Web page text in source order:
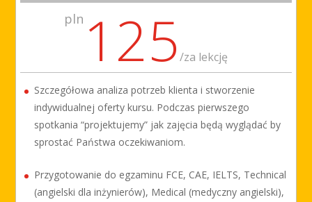
pln 125/za lekcję
Szczegółowa analiza potrzeb klienta i stworzenie
indywidualnej oferty kursu. Podczas pierwszego
spotkania “projektujemy” jak zajęcia będą wyglądać by
sprostać Państwa oczekiwaniom.
Przygotowanie do egzaminu FCE, CAE, IELTS, Technical
(angielski dla inżynierów), Medical (medyczny angielski),